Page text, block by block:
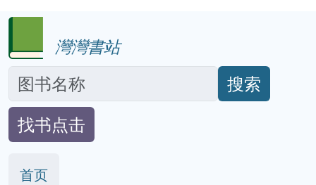
灣灣書站
搜索
找书点击
首页